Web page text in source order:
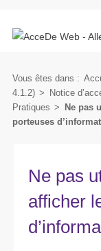
au
au
Vous êtes dans :
4.1.2) > Notice
Pratiques >
Ne pas
porteuses
Ne pas
afficher